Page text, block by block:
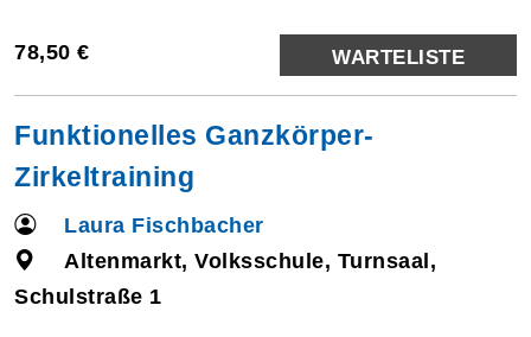
78,50 € WARTELISTE
Funktionelles Ganzkörper-
Zirkeltraining
Laura Fischbacher
Altenmarkt, Volksschule, Turnsaal,
Schulstraße 1